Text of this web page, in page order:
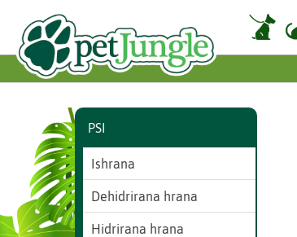
PSI
Ishrana
Dehidrirana hrana
Hidrirana hrana